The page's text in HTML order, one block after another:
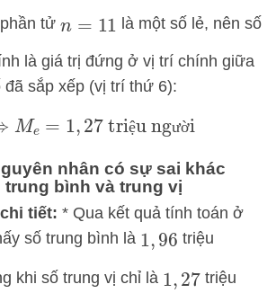
tử n=11 là một số lẻ, nên số
là giá trị đứng ở vị trí chính giữa
đã sắp xếp (vị trí thứ 6):
ệ ư ờ
Me =1 ,27triệu người
nhân có sự sai khác
bình và trung vị
tiết: * Qua kết quả tính toán ở
số trung bình là 1, 96 triệu
khi số trung vị chỉ là 1, 27triệu